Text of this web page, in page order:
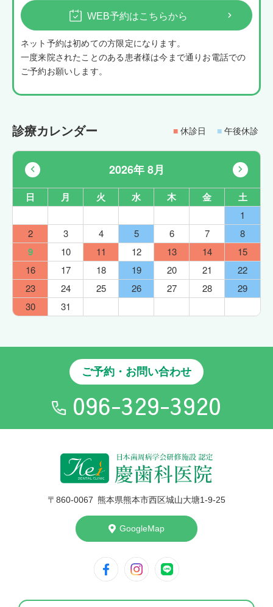
WEB予約はこちらから
ネット予約は初めての方限定になります。
一度来院されたことのある患者様は今まで通りお電話での
ご予約お願いします。
診療カレンダー ■ 休診日 ■ 午後休診
2026年 8月
日 月 火 水 木 金 土
1
2
3 4 5 6 7 8
9 10 11 12 13 14
15
16
17 18 19 20 21
22
23
24 25 26 27 28
29
30
31
ご予約・お問い合わせ
096-329-3920
〒860-0067 熊本県熊本市西区城山大塘1-9-25
GoogleMap